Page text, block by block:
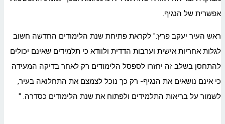
אפשרית של הנגיף.
ראש העיר יעקב פרץ:" לקראת פתיחת שנת הלימודים החדשה חשוב
לגלות אחריות אישית וערבות הדדית ולוודא כי תלמידים שאינם יכולים
להתחסן בשלב זה יחזרו לספסל הלימודים רק לאחר בדיקה המעידה
כי אינם נושאים את הנגיף- רק כך נוכל לצמצם את התחלואה בעיר,
לשמור על בריאות התלמידים ולפתוח את שנת הלימודים כסדרה. "